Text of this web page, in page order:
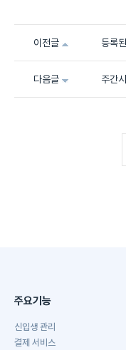
이전글 등록
다음글 주간
주요기능
신입생 관리
결제 서비스